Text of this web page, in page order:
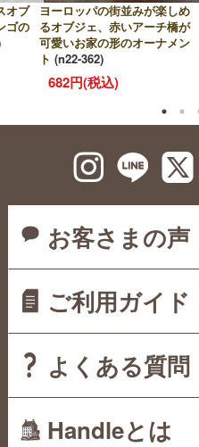
オブ
ゴの
ヨーロッパの街並みが楽しめ
るオブジェ、赤いアーチ橋が
可愛いお家の形のオーナメン
ト (n22-362)
682円(税込)
お客さまの声
ご利用ガイド
よくある質問
Handleとは